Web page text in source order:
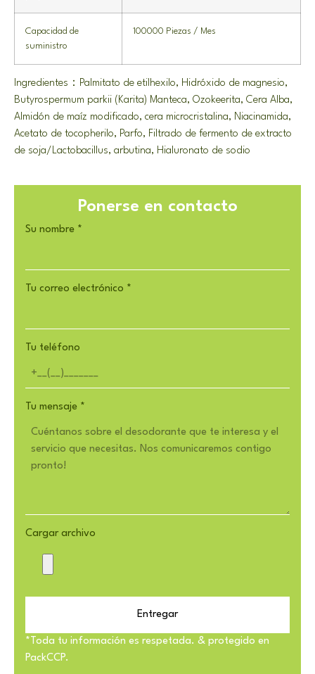
Capacidad de
suministro
100000 Piezas / Mes
Ingredientes：Palmitato de etilhexilo, Hidróxido de magnesio,
Butyrospermum parkii (Karita) Manteca, Ozokeerita, Cera Alba,
Almidón de maíz modificado, cera microcristalina, Niacinamida,
Acetato de tocopherilo, Parfo, Filtrado de fermento de extracto
de soja/Lactobacillus, arbutina, Hialuronato de sodio
Ponerse en contacto
Su nombre *
Tu correo electrónico *
Tu teléfono
Tu mensaje *
Cargar archivo
Entregar
*Toda tu información es respetada. & protegido en
PackCCP.